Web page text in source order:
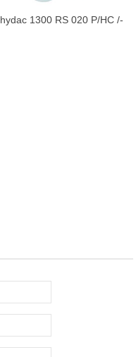
hydac 1300 RS 020 P/HC /-